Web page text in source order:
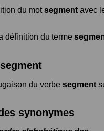
du motsegment avec
définition du terme
du verbe segment
synonymes